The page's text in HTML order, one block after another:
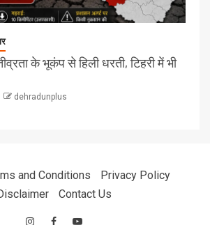
के भूकंप से हिली धरती, टिहरी में भी
dehradunplus
and Conditions
Privacy Policy
Contact Us